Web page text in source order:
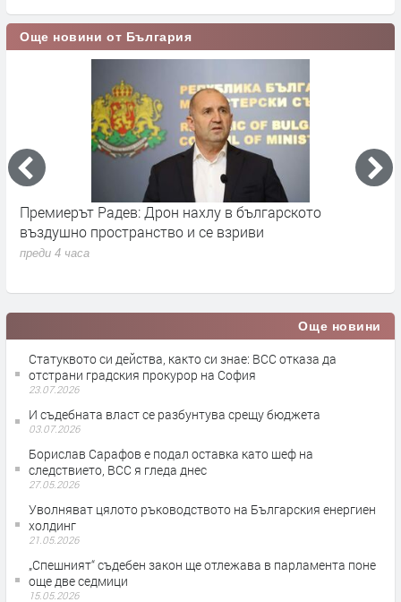
Още новини от България
Премиерът Радев: Дрон нахлу в българското
въздушно пространство и се взриви
преди 4 часа
Още новини
Статуквото си действа, както си знае: ВСС отказа да
отстрани градския прокурор на София
23.07.2026
И съдебната власт се разбунтува срещу бюджета
03.07.2026
Борислав Сарафов е подал оставка като шеф на
следствието, ВСС я гледа днес
27.05.2026
Уволняват цялото ръководството на Българския енергиен
холдинг
21.05.2026
„Спешният“ съдебен закон ще отлежава в парламента поне
още две седмици
15.05.2026